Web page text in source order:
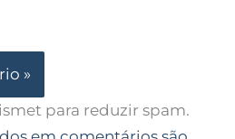
para reduzir spam.